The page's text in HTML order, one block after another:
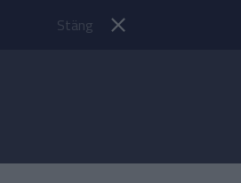
Stäng